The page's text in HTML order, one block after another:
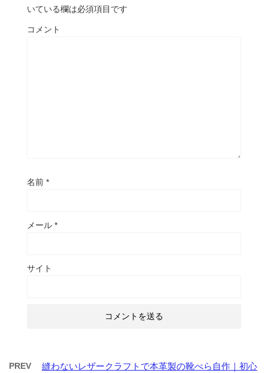
いている欄は必須項目です
コメント
名前 *
メール *
サイト
PREV
縫わないレザークラフトで本革製の靴べら自作｜初心